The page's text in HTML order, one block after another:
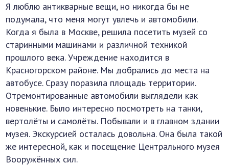
Я люблю антикварные вещи, но никогда бы не
подумала, что меня могут увлечь и автомобили.
Когда я была в Москве, решила посетить музей со
старинными машинами и различной техникой
прошлого века. Учреждение находится в
Красногорском районе. Мы добрались до места на
автобусе. Сразу поразила площадь территории.
Отремонтированные автомобили выглядели как
новенькие. Было интересно посмотреть на танки,
вертолёты и самолёты. Побывали и в главном здании
музея. Экскурсией осталась довольна. Она была такой
же интересной, как и посещение Центрального музея
Вооружённых сил.